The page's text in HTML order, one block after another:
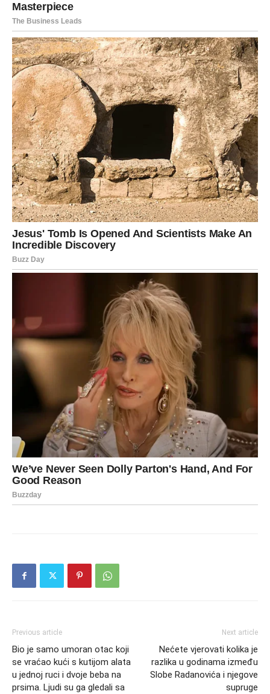
Previous article
Bio je samo umoran otac koji
se vraćao kući s kutijom alata
u jednoj ruci i dvoje beba na
prsima. Ljudi su ga gledali sa
Next article
Nećete vjerovati kolika je
razlika u godinama između
Slobe Radanovića i njegove
supruge